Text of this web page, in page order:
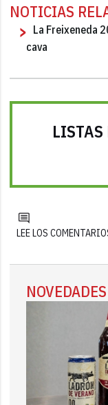
NOTICIAS
La Freixeneda
cava
LISTAS
LEE LOS